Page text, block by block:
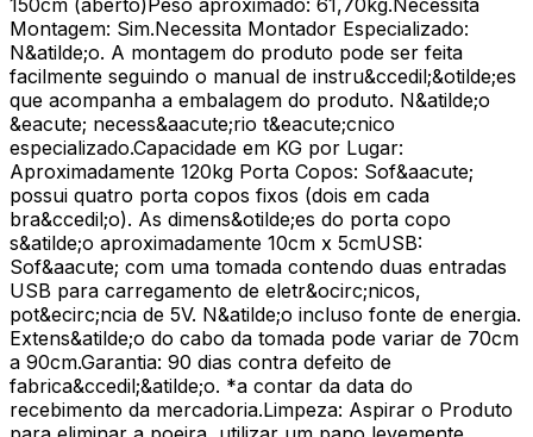
Montagem: Sim.Necessita Montador Especializado:
N&atilde;o. A montagem do produto pode ser feita
facilmente seguindo o manual de instru&ccedil;&otilde;es
que acompanha a embalagem do produto. N&atilde;o
&eacute; necess&aacute;rio t&eacute;cnico
especializado.Capacidade em KG por Lugar:
Aproximadamente 120kg Porta Copos: Sof&aacute;
possui quatro porta copos fixos (dois em cada
bra&ccedil;o). As dimens&otilde;es do porta copo
s&atilde;o aproximadamente 10cm x 5cmUSB:
Sof&aacute; com uma tomada contendo duas entradas
USB para carregamento de eletr&ocirc;nicos,
pot&ecirc;ncia de 5V. N&atilde;o incluso fonte de energia.
Extens&atilde;o do cabo da tomada pode variar de 70cm
a 90cm.Garantia: 90 dias contra defeito de
fabrica&ccedil;&atilde;o. *a contar da data do
recebimento da mercadoria.Limpeza: Aspirar o Produto